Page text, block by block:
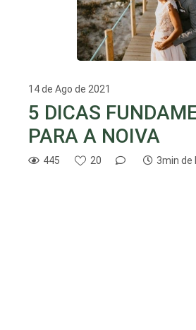
14 de Ago de 2021
5 DICAS
PARA A NOIVA
445 20 3min de